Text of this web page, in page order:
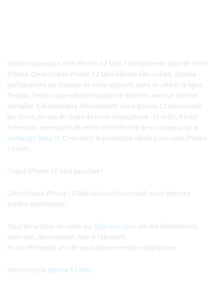
Quelle coque pour mon iPhone 12 Mini ? Complément idéal de votre
iPhone, Cette Coque iPhone 12 Mini silicone bleu cobalt, épouse
parfaitement les courbes de votre appareil, sans en altérer la ligne.
De plus, Cette coque silicone liquide est discrète, avec un toucher
agréable. Elle protègera efficacement votre Iphone 12 Mini contre
les chocs, en cas de chute de votre smartphone . Et enfin, Il n’est
même pas nécessaire de retirer votre iPhone de sa coque pour le
recharger sans fil.
C’est donc la protection idéale pour votre iPhone
12 mini.
Coque iPhone 12 Mini pas cher !
Cette Coque iPhone 12 Mini silicone bleu cobalt vous donnera
entière satisfaction.
Tous les articles en vente sur flapcase.com, ont été sélectionnés
avec soin, directement chez le fabricant.
Ils ont été testés afin de vous donner entière satisfaction.
informations Iphone 12 Mini